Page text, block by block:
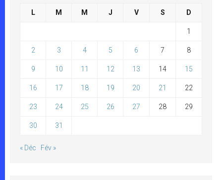
L M M J V S D
1
2 3 4 5 6 7 8
9 10 11 12 13 14 15
16 17 18 19 20 21 22
23 24 25 26 27 28 29
30 31
« Déc Fév »